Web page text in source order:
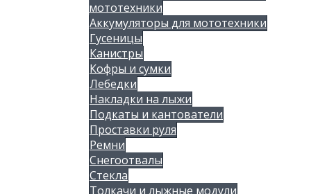
мототехники
Аккумуляторы для мототехники
Гусеницы
Канистры
Кофры и сумки
Лебедки
Накладки на лыжи
Подкаты и кантователи
Проставки руля
Ремни
Снегоотвалы
Стекла
Толкачи и лыжные модули